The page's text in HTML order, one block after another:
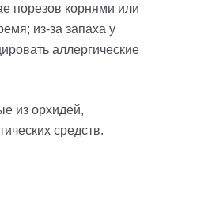
порезов корнями или
из-за запаха у
аллергические
из орхидей,
средств.